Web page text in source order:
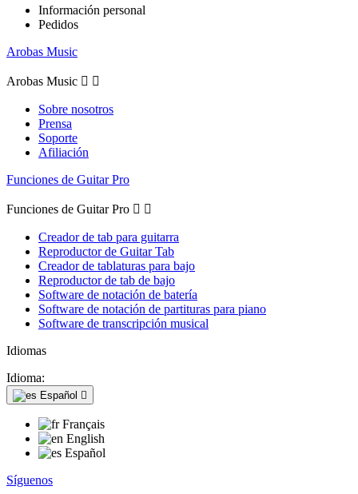
Información personal
Pedidos
Arobas Music
Arobas Music  
Sobre nosotros
Prensa
Soporte
Afiliación
Funciones de Guitar Pro
Funciones de Guitar Pro  
Creador de tab para guitarra
Reproductor de Guitar Tab
Creador de tablaturas para bajo
Reproductor de tab de bajo
Software de notación de batería
Software de notación de partituras para piano
Software de transcripción musical
Idiomas
Idioma:
Español 
Français
English
Español
Síguenos